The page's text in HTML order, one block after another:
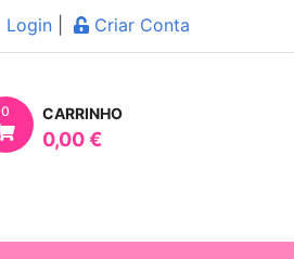
Login Criar Conta
0 CARRINHO
0,00 €